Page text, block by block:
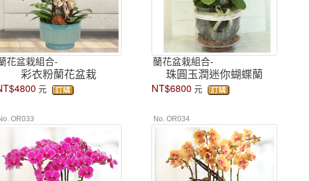
花盆栽組合-
彩衣粉蘭花盆栽
元
蘭花盆栽組合-
珠圓玉潤迷你蝴蝶蘭
NT$6800 元
OR033 No. OR034